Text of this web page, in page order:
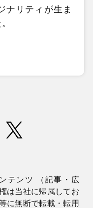
ナリティが生ま
テンツ （記事・広
は当社に帰属してお
に無断で転載・転用